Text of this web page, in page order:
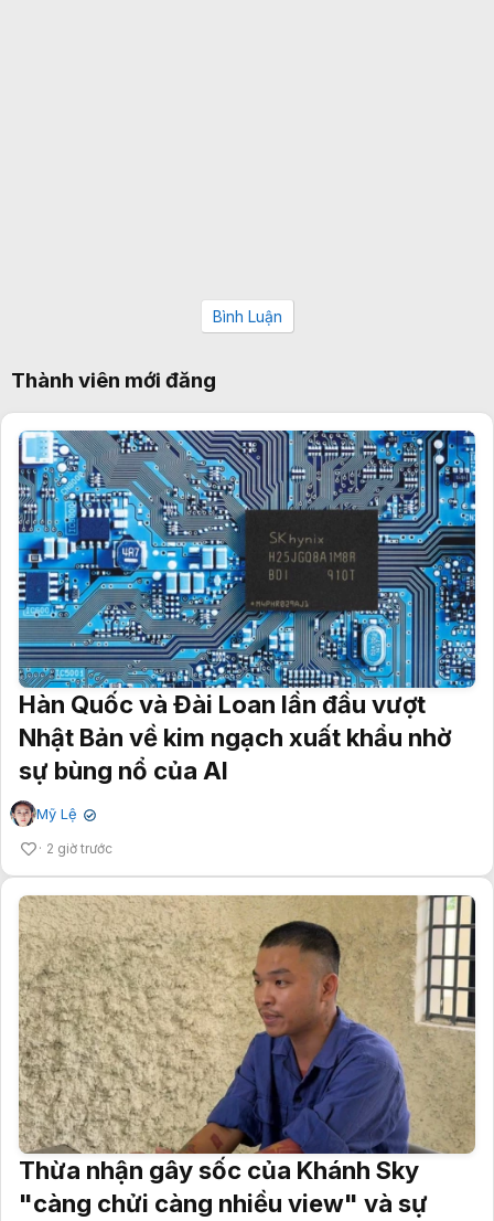
Bình Luận
Thành viên mới đăng
Hàn Quốc và Đài Loan lần đầu vượt
Nhật Bản về kim ngạch xuất khẩu nhờ
sự bùng nổ của AI
Mỹ Lệ ✔
2 giờ trước
Thừa nhận gây sốc của Khánh Sky
"càng chửi càng nhiều view" và sự